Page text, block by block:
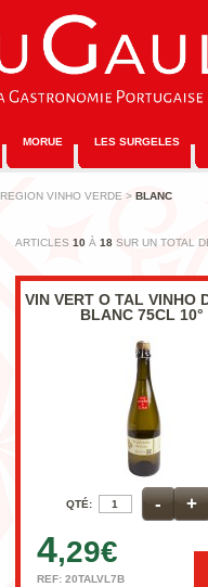
MORUE LES SURGELES
REGION VINHO VERDE > BLANC
ARTICLES 10 À 18 SUR UN TOTAL
VIN VERT O TAL VINHO
BLANC 75CL 10°
QTÉ: - +
4,29€
REF: 20TALVL7B